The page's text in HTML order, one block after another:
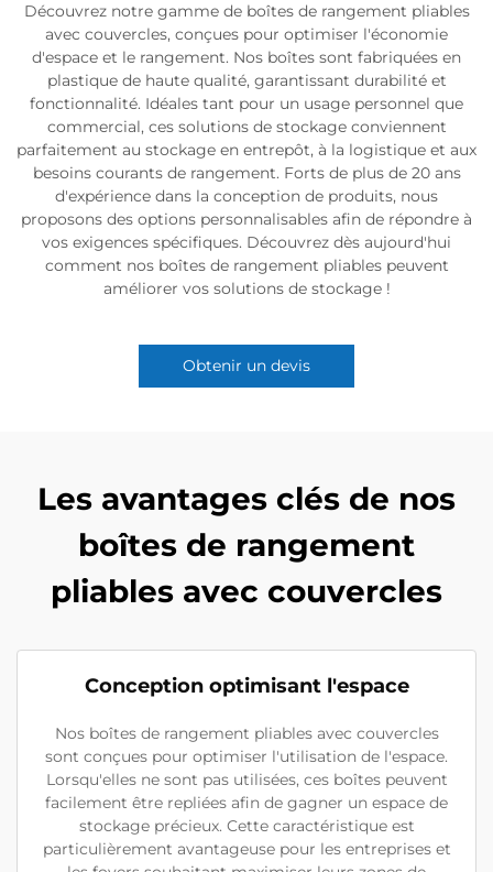
Découvrez notre gamme de boîtes de rangement pliables
avec couvercles, conçues pour optimiser l'économie
d'espace et le rangement. Nos boîtes sont fabriquées en
plastique de haute qualité, garantissant durabilité et
fonctionnalité. Idéales tant pour un usage personnel que
commercial, ces solutions de stockage conviennent
parfaitement au stockage en entrepôt, à la logistique et aux
besoins courants de rangement. Forts de plus de 20 ans
d'expérience dans la conception de produits, nous
proposons des options personnalisables afin de répondre à
vos exigences spécifiques. Découvrez dès aujourd'hui
comment nos boîtes de rangement pliables peuvent
améliorer vos solutions de stockage !
Obtenir un devis
Les avantages clés de nos
boîtes de rangement
pliables avec couvercles
Conception optimisant l'espace
Nos boîtes de rangement pliables avec couvercles
sont conçues pour optimiser l'utilisation de l'espace.
Lorsqu'elles ne sont pas utilisées, ces boîtes peuvent
facilement être repliées afin de gagner un espace de
stockage précieux. Cette caractéristique est
particulièrement avantageuse pour les entreprises et